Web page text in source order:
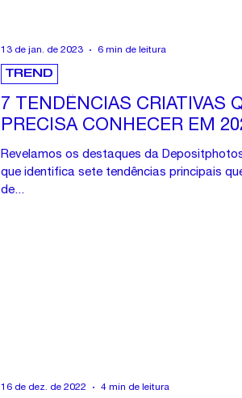
7 TENDÊNCIAS CRIATIVAS
PRECISA CONHECER EM
Revelamos os destaques da
que identifica sete tendências principais
de...
TREND
13 de jan. de 2023 6 min de leitura
16 de dez. de 2022 4 min de leitura